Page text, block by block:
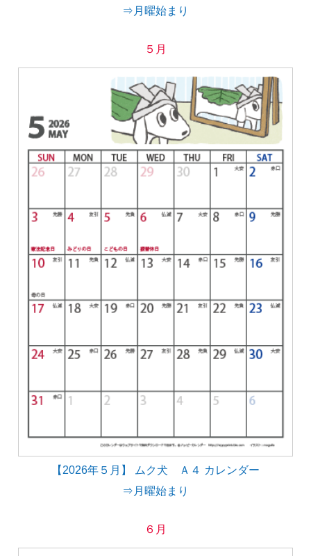
⇒月曜始まり
５月
【2026年５月】 ムク犬 Ａ４ カレンダー
⇒月曜始まり
６月